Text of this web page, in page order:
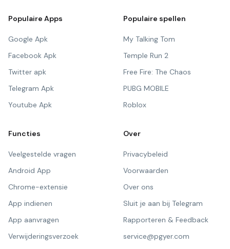
Populaire Apps
Google Apk
Facebook Apk
Twitter apk
Telegram Apk
Youtube Apk
Populaire spellen
My Talking Tom
Temple Run 2
Free Fire: The Chaos
PUBG MOBILE
Roblox
Functies
Veelgestelde vragen
Android App
Chrome-extensie
App indienen
App aanvragen
Verwijderingsverzoek
Over
Privacybeleid
Voorwaarden
Over ons
Sluit je aan bij Telegram
Rapporteren & Feedback
service@pgyer.com